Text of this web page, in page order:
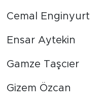
Cemal Enginyurt
Ensar Aytekin
Gamze Taşcıer
Gizem Özcan